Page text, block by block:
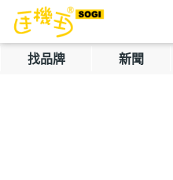
找品牌 新聞